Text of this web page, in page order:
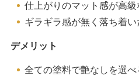
仕上がりのマット感が高
ギラギラ感が無く落ち着
デメリット
全ての塗料で艶なしを選